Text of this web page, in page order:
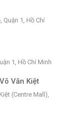
Quận 1, Hồ Chí
1, Hồ Chí Minh
Văn Kiệt
(Centre Mall),